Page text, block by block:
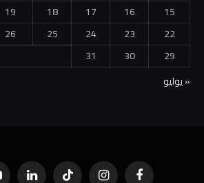
15
16
17
18
19
22
23
24
25
26
29
30
31
« يوليو